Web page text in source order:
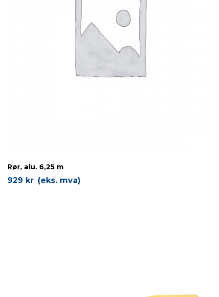
Rør, alu. 6,25 m
929 kr (eks. mva)